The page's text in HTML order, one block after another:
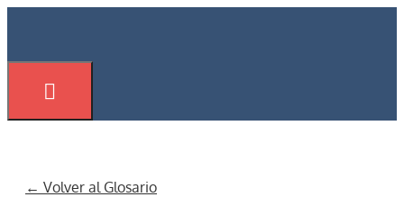
← Volver al Glosario